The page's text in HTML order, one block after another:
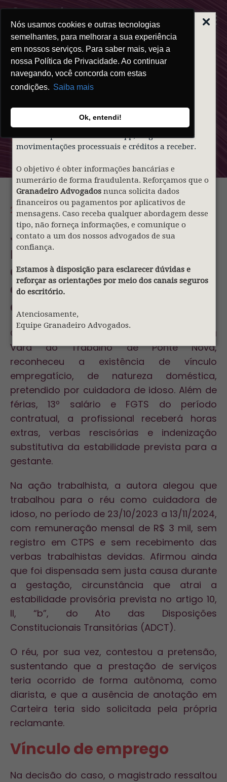
ALERTA | GOLPEDO FALSO
ADVOGADO
Prezados clientes,
Informamos que indivíduos mal-intencionados
identidade visual do nosso sócio
contatar pessoas via WhatsApp, alegando falsas
movimentações processuais e créditos a receber.
O objetivo é obter informações bancárias e
numerário de forma fraudulenta. Reforçamos que o
Granadeiro Advogados nunca solicita dados
financeiros ou pagamentos por aplicativos de
mensagens. Caso receba qualquer abordagem desse
tipo, não forneça informações, e comunique o
contato a um dos nossos advogados de sua
confiança.
Estamos à disposição para esclarecer dúvidas e
reforçar as orientações por meio dos canais seguros
do escritório.
Atenciosamente,
Equipe Granadeiro Advogados.
Nós usamos cookies e outras tecnologias
semelhantes, para melhorar a sua experiência
em nossos serviços. Para saber mais, veja a
nossa Política de Privacidade. Ao continuar
navegando, você concorda com estas
condições. Saiba mais
Ok, entendi!
Clipping
Granadeiro
25.03.2026
Justiça do Trabalho
reconhece vínculo de
emprego entre idoso e
cuidadora e garante
estabilidade gestacional
O juiz Ézio Martins Cabral Júnior, titular da
Vara do Trabalho de Ponte Nova,
reconheceu a existência de vínculo
empregatício, de natureza doméstica,
pretendido por cuidadora de idoso. Além de
férias, 13º salário e FGTS do período
contratual, a profissional receberá horas
extras, verbas rescisórias e indenização
substitutiva da estabilidade prevista para a
gestante.
Na ação trabalhista, a autora alegou que
trabalhou para o réu como cuidadora de
idoso, no período de 23/10/2023 a 13/11/2024,
com remuneração mensal de R$ 3 mil, sem
registro em CTPS e sem recebimento das
verbas trabalhistas devidas. Afirmou ainda
que foi dispensada sem justa causa durante
a gestação, circunstância que atrai a
estabilidade provisória prevista no artigo 10,
II, “b”, do Ato das Disposições
Constitucionais Transitórias (ADCT).
O réu, por sua vez, contestou a pretensão,
sustentando que a prestação de serviços
teria ocorrido de forma autônoma, como
diarista, e que a ausência de anotação em
Carteira teria sido solicitada pela própria
reclamante.
Vínculo de emprego
Na decisão do caso, o magistrado ressaltou